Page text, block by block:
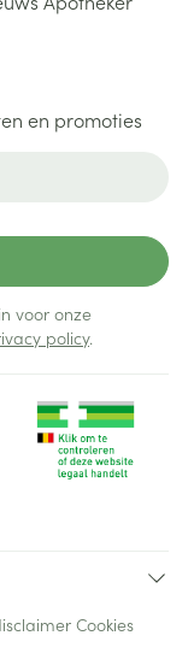
en promoties
voor onze
policy.
Cookies